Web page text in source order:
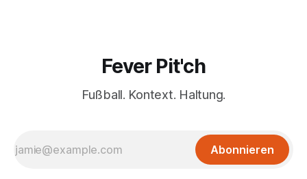
Fever Pit'ch
Fußball. Kontext. Haltung.
Abonnieren